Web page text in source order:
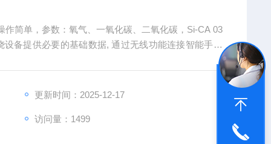
简单，参数：氧气、一氧化碳、二氧化碳，Si-CA 03
备提供必要的基础数据, 通过无线功能连接智能手机
更新时间：2025-12-17
访问量：1499